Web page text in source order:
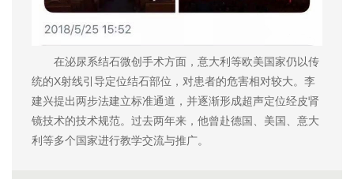
在泌尿系结石微创手术方面，意大利等欧美国家仍以传
统的X射线引导定位结石部位，对患者的危害相对较大。李
建兴提出两步法建立标准通道，并逐渐形成超声定位经皮肾
镜技术的技术规范。过去两年来，他曾赴德国、美国、意大
利等多个国家进行教学交流与推广。